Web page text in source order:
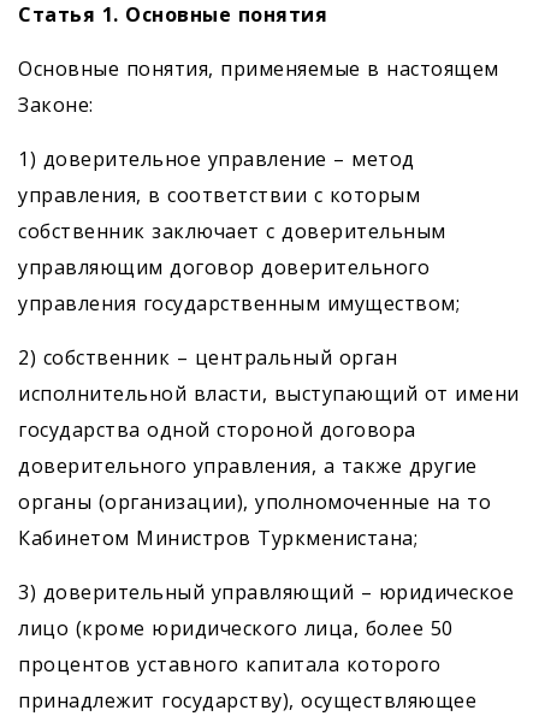
Статья 1. Основные понятия
Основные понятия, применяемые в настоящем
Законе:
1) доверительное управление – метод
управления, в соответствии с которым
собственник заключает с доверительным
управляющим договор доверительного
управления государственным имуществом;
2) собственник – центральный орган
исполнительной власти, выступающий от имени
государства одной стороной договора
доверительного управления, а также другие
органы (организации), уполномоченные на то
Кабинетом Министров Туркменистана;
3) доверительный управляющий – юридическое
лицо (кроме юридического лица, более 50
процентов уставного капитала которого
принадлежит государству), осуществляющее